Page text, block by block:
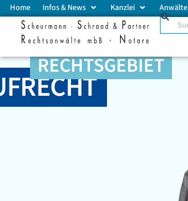
Home Infos & News Kanzlei Anwälte
RECHTSGEBIET